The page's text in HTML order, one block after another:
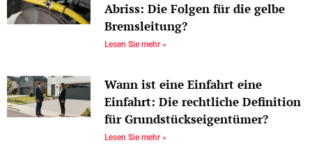
Abriss: Die Folgen für die gelbe
Bremsleitung?
Lesen Sie mehr »
Wann ist eine Einfahrt eine
Einfahrt: Die rechtliche Definition
für Grundstückseigentümer?
Lesen Sie mehr »